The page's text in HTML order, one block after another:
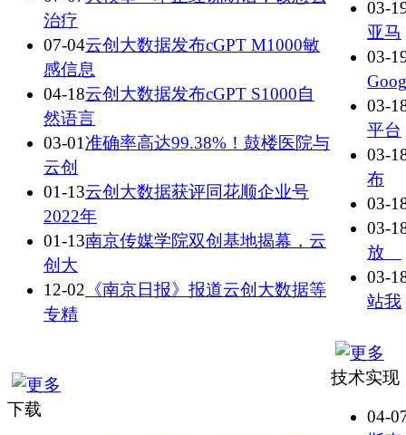
治疗
07-04云创大数据发布cGPT M1000敏
感信息
04-18云创大数据发布cGPT S1000自
然语言
03-01 准确率高达99.38%！鼓楼医院与
云创
01-13云创大数据获评同花顺企业号
2022年
01-13南京传媒学院双创基地揭幕，云
创大
12-02 《南京日报》报道云创大数据等
专精
03-
亚马
03-
03-
平台
03-
布
03-
03-
放
03-
站我
下载
技术实现
04-